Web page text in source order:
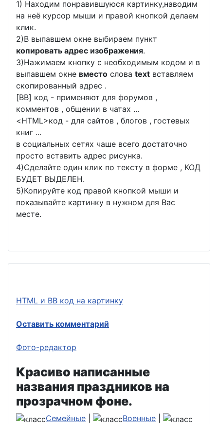
1) Находим понравившуюся картинку,наводим
на неё курсор мыши и правой кнопкой делаем
клик.
2)В выпавшем окне выбираем пункт
копировать адрес изображения.
3)Нажимаем кнопку с необходимым кодом и в
выпавшем окне вместо слова text вставляем
скопированный адрес .
[BB] код - применяют для форумов ,
комментов , общении в чатах ...
<HTML>код - для сайтов , блогов , гостевых
книг ...
в социальных сетях чаше всего достаточно
просто вставить адрес рисунка.
4)Сделайте один клик по тексту в форме , КОД
БУДЕТ ВЫДЕЛЕН.
5)Копируйте код правой кнопкой мыши и
показывайте картинку в нужном для Вас
месте.
HTML и BB код на картинку
Оставить комментарий
Фото-редактор
Красиво написанные
названия праздников на
прозрачном фоне.
Семейные Военные